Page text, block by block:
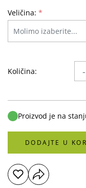
Veličina: *
Količina: -
Proizvod je na
DODAJTE U